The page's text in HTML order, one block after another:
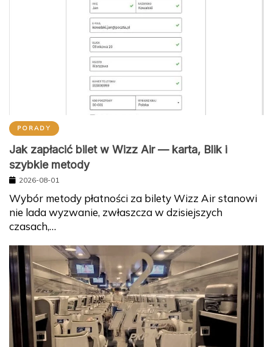
PORADY
Jak zapłacić bilet w Wizz Air — karta, Blik i
szybkie metody
2026-08-01
Wybór metody płatności za bilety Wizz Air stanowi
nie lada wyzwanie, zwłaszcza w dzisiejszych
czasach,…